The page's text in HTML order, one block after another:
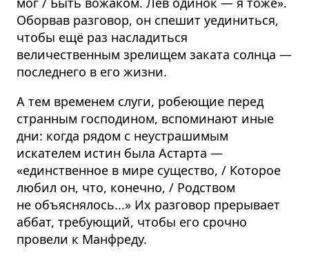
Оборвав разговор, он спешит уединиться,
чтобы ещё раз насладиться
величественным зрелищем заката солнца —
последнего в его жизни.
А тем временем слуги, робеющие перед
странным господином, вспоминают иные
дни: когда рядом с неустрашимым
искателем истин была Астарта —
«единственное в мире существо, / Которое
любил он, что, конечно, / Родством
не объяснялось...» Их разговор прерывает
аббат, требующий, чтобы его срочно
провели к Манфреду.